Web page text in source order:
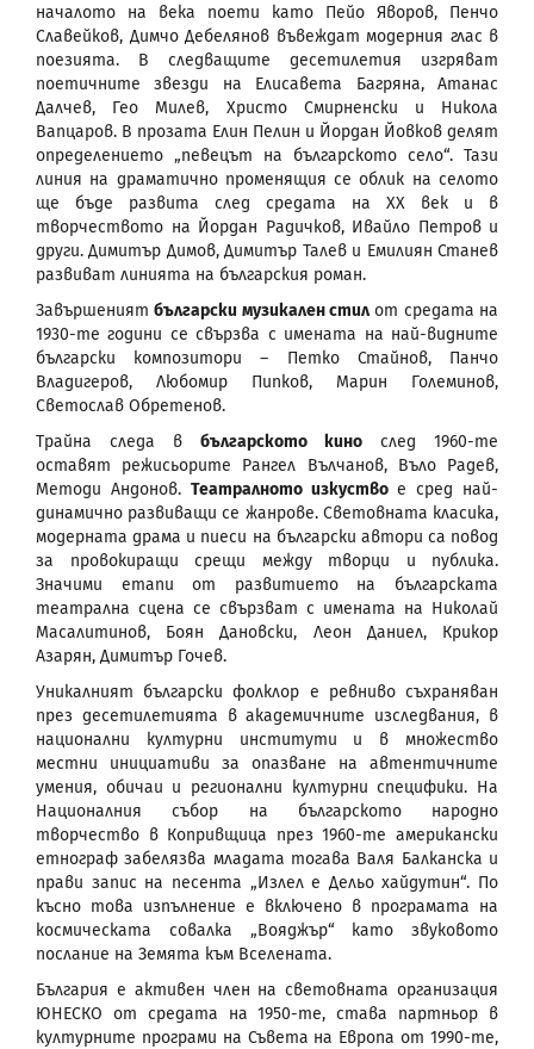
началото на века поети като Пейо Яворов, Пенчо
Славейков, Димчо Дебелянов въвеждат модерния глас в
поезията. В следващите десетилетия изгряват
поетичните звезди на Елисавета Багряна, Атанас
Далчев, Гео Милев, Христо Смирненски и Никола
Вапцаров. В прозата Елин Пелин и Йордан Йовков делят
определението „певецът на българското село“. Тази
линия на драматично променящия се облик на селото
ще бъде развита след средата на ХХ век и в
творчеството на Йордан Радичков, Ивайло Петров и
други. Димитър Димов, Димитър Талев и Емилиян Станев
развиват линията на българския роман.
Завършениятбългарски музикален стилот средата на
1930-те години се свързва с имената на най-видните
български композитори – Петко Стайнов, Панчо
Владигеров, Любомир Пипков, Марин Големинов,
Светослав Обретенов.
Трайна следа в българското кино след 1960-те
оставят режисьорите Рангел Вълчанов, Въло Радев,
Методи Андонов. Театралното изкуствое сред най-
динамично развиващи се жанрове. Световната класика,
модерната драма и пиеси на български автори са повод
за провокиращи срещи между творци и публика.
Значими етапи от развитието на българската
театрална сцена се свързват с имената на Николай
Масалитинов, Боян Дановски, Леон Даниел, Крикор
Азарян, Димитър Гочев.
Уникалният български фолклор е ревниво съхраняван
през десетилетията в академичните изследвания, в
национални културни институти и в множество
местни инициативи за опазване на автентичните
умения, обичаи и регионални културни специфики. На
Националния събор на българското народно
творчество в Копривщица през 1960-те американски
етнограф забелязва младата тогава Валя Балканска и
прави запис на песента „Излел е Дельо хайдутин“. По
късно това изпълнение е включено в програмата на
космическата совалка „Вояджър“ като звуковото
послание на Земята към Вселената.
България е активен член на световната организация
ЮНЕСКО от средата на 1950-те, става партньор в
културните програми на Съвета на Европа от 1990-те,